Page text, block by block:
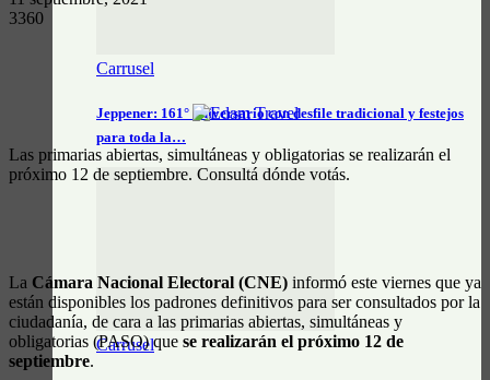
Carrusel
Jeppener: 161° aniversario con desfile tradicional y festejos
para toda la…
Carrusel
3360
Las primarias abiertas, simultáneas y obligatorias se realizarán el
próximo 12 de septiembre. Consultá dónde votás.
La Cámara Nacional Electoral (CNE) informó este viernes que ya
están disponibles los padrones definitivos para ser consultados por la
ciudadanía, de cara a las primarias abiertas, simultáneas y
obligatorias (PASO) que se realizarán el próximo 12 de
septiembre.